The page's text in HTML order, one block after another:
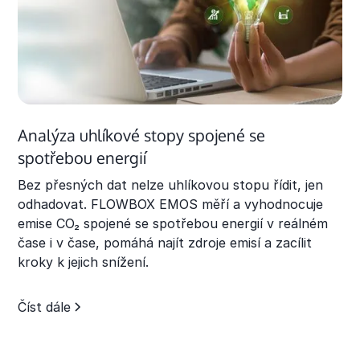
Analýza uhlíkové stopy spojené se
spotřebou energií
Bez přesných dat nelze uhlíkovou stopu řídit, jen
odhadovat. FLOWBOX EMOS měří a vyhodnocuje
emise CO₂ spojené se spotřebou energií v reálném
čase i v čase, pomáhá najít zdroje emisí a zacílit
kroky k jejich snížení.
Číst dále